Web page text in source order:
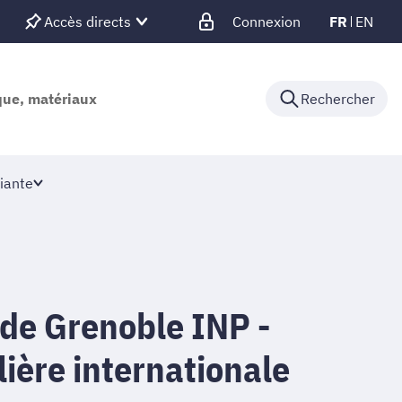
Accès directs Connexion FR EN
matériaux Rechercher
Grenoble INP -
internationale